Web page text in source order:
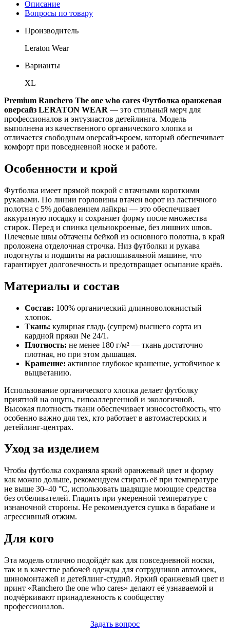
Описание
Вопросы по товару
Производитель
Leraton Wear
Варианты
XL
Premium Ranchero The one who cares Футболка оранжевая
оверсайз LERATON WEAR — это стильный мерч для
профессионалов и энтузиастов детейлинга. Модель
выполнена из качественного органического хлопка и
отличается свободным оверсайз-кроем, который обеспечивает
комфорт при повседневной носке и работе.
Особенности и крой
Футболка имеет прямой покрой с втачными короткими
рукавами. По линии горловины втачен ворот из ластичного
полотна с 5% добавлением лайкры — это обеспечивает
аккуратную посадку и сохраняет форму после множества
стирок. Перед и спинка цельнокроеные, без лишних швов.
Плечевые швы обтачены бейкой из основного полотна, в край
проложена отделочная строчка. Низ футболки и рукава
подогнуты и подшиты на распошивальной машине, что
гарантирует долговечность и предотвращает осыпание краёв.
Материалы и состав
Состав: 100% органический длинноволокнистый
хлопок.
Ткань: кулирная гладь (супрем) высшего сорта из
кардной пряжи Ne 24/1.
Плотность: не менее 180 г/м² — ткань достаточно
плотная, но при этом дышащая.
Крашение: активное глубокое крашение, устойчивое к
выцветанию.
Использование органического хлопка делает футболку
приятной на ощупь, гипоаллергенной и экологичной.
Высокая плотность ткани обеспечивает износостойкость, что
особенно важно для тех, кто работает в автомастерских и
детейлинг-центрах.
Уход за изделием
Чтобы футболка сохраняла яркий оранжевый цвет и форму
как можно дольше, рекомендуем стирать её при температуре
не выше 30–40 °C, использовать щадящие моющие средства
без отбеливателей. Гладить при умеренной температуре с
изнаночной стороны. Не рекомендуется сушка в барабане и
агрессивный отжим.
Для кого
Эта модель отлично подойдёт как для повседневной носки,
так и в качестве рабочей одежды для сотрудников автомоек,
шиномонтажей и детейлинг-студий. Яркий оранжевый цвет и
принт «Ranchero the one who cares» делают её узнаваемой и
подчёркивают принадлежность к сообществу
профессионалов.
Задать вопрос